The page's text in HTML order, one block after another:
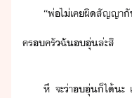
“​พ่​ไ่เค​ผิสัญญ
ครครั​ฉั​ุ่​ล่ะ​สิ
หึ​ ​จะ​่า​ุ่​็ไ้​ะ​